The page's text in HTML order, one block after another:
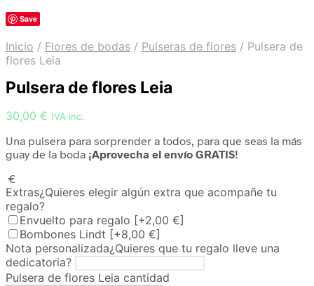
Save
Inicio / Flores de bodas / Pulseras de flores / Pulsera de
flores Leia
Pulsera de flores Leia
30,00 € IVA inc.
Una pulsera para sorprender a todos, para que seas la más
guay de la boda ¡Aprovecha el envío GRATIS!
€
Extras¿Quieres elegir algún extra que acompañe tu
regalo?
Envuelto para regalo [+2,00 €]
Bombones Lindt [+8,00 €]
Nota personalizada¿Quieres que tu regalo lleve una
dedicatoria?
Pulsera de flores Leia cantidad